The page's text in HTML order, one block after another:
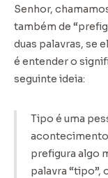
Senhor,
também de
duas palavras, se
é entender o
seguinte ideia:
Tipo é uma
prefigura algo
palavra “tipo”,